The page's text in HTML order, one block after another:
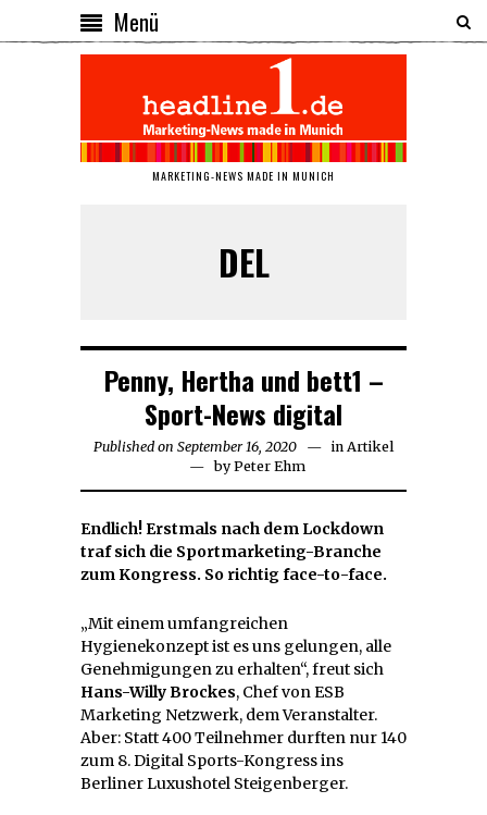
Menü
MARKETING-NEWS MADE IN MUNICH
DEL
Penny, Hertha und bett1 –
Sport-News digital
Published on September 16, 2020 September
16,
2020
in Artikel
byPeter Ehm
Endlich! Erstmals nach dem Lockdown
traf sich die Sportmarketing-Branche
zum Kongress. So richtig face-to-face.
„Mit einem umfangreichen
Hygienekonzept ist es uns gelungen, alle
Genehmigungen zu erhalten“, freut sich
Hans-Willy Brockes, Chef von ESB
Marketing Netzwerk, dem Veranstalter.
Aber: Statt 400 Teilnehmer durften nur 140
zum 8. Digital Sports-Kongress ins
Berliner Luxushotel Steigenberger.